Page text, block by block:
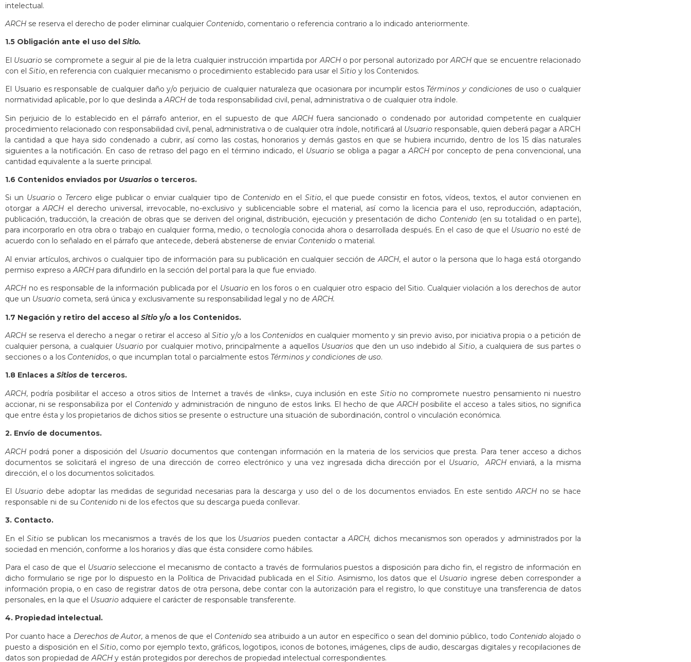
intelectual.
ARCH se reserva el derecho de poder eliminar cualquier Contenido, comentario o referencia contrario a lo indicado anteriormente.
1.5 Obligación ante el uso del Sitio.
El Usuario se compromete a seguir al pie de la letra cualquier instrucción impartida porARCHo por personal autorizado porARCH que se encuentre relacionado
con el Sitio, en referencia con cualquier mecanismo o procedimiento establecido para usar el Sitio y los Contenidos.
El Usuario es responsable de cualquier daño y/o perjuicio de cualquier naturaleza que ocasionara por incumplir estos Términos y condicionesde uso o cualquier
normatividad aplicable, por lo que deslinda aARCH de toda responsabilidad civil, penal, administrativa o de cualquier otra índole.
Sin perjuicio de lo establecido en el párrafo anterior, en el supuesto de queARCHfuera sancionado o condenado por autoridad competente en cualquier
procedimiento relacionado con responsabilidad civil, penal, administrativa o de cualquier otra índole, notificará al Usuarioresponsable, quien deberá pagar a ARCH
la cantidad a que haya sido condenado a cubrir, así como las costas, honorarios y demás gastos en que se hubiera incurrido, dentro de los 15 días naturales
siguientes a la notificación. En caso de retraso del pago en el término indicado, el Usuariose obliga a pagar aARCH por concepto de pena convencional, una
cantidad equivalente a la suerte principal.
1.6 Contenidos enviados por Usuarios o terceros.
Si un Usuarioo Tercero elige publicar o enviar cualquier tipo de Contenido en el Sitio, el que puede consistir en fotos, vídeos, textos, el autor convienen en
otorgar aARCH el derecho universal, irrevocable, no-exclusivo y sublicenciable sobre el material, así como la licencia para el uso, reproducción, adaptación,
publicación, traducción, la creación de obras que se deriven del original, distribución, ejecución y presentación de dicho Contenido(en su totalidad o en parte),
para incorporarlo en otra obra o trabajo en cualquier forma, medio, o tecnología conocida ahora o desarrollada después. En el caso de que el Usuario no esté de
acuerdo con lo señalado en el párrafo que antecede, deberá abstenerse de enviar Contenido o material.
Al enviar artículos, archivos o cualquier tipo de información para su publicación en cualquier sección deARCH, el autor o la persona que lo haga está otorgando
permiso expreso aARCH para difundirlo en la sección del portal para la que fue enviado.
ARCH no es responsable de la información publicada por el Usuarioen los foros o en cualquier otro espacio del Sitio. Cualquier violación a los derechos de autor
que un Usuario cometa, será única y exclusivamente su responsabilidad legal y no deARCH.
1.7 Negación y retiro del acceso al Sitio y/o a los Contenidos.
ARCH se reserva el derecho a negar o retirar el acceso al Sitio y/o a los Contenidos en cualquier momento y sin previo aviso, por iniciativa propia o a petición de
cualquier persona, a cualquier Usuario por cualquier motivo, principalmente a aquellos Usuariosque den un uso indebido al Sitio, a cualquiera de sus partes o
secciones o a los Contenidos, o que incumplan total o parcialmente estos Términos y condiciones de uso.
1.8 Enlaces a Sitios de terceros.
ARCH, podría posibilitar el acceso a otros sitios de Internet a través de «links», cuya inclusión en este Sitiono compromete nuestro pensamiento ni nuestro
accionar, ni se responsabiliza por el Contenidoy administración de ninguno de estos links. El hecho de queARCH posibilite el acceso a tales sitios, no significa
que entre ésta y los propietarios de dichos sitios se presente o estructure una situación de subordinación, control o vinculación económica.
2. Envío de documentos.
ARCH podrá poner a disposición del Usuario documentos que contengan información en la materia de los servicios que presta. Para tener acceso a dichos
documentos se solicitará el ingreso de una dirección de correo electrónico y una vez ingresada dicha dirección por el Usuario, ARCHenviará, a la misma
dirección, el o los documentos solicitados.
El Usuario debe adoptar las medidas de seguridad necesarias para la descarga y uso del o de los documentos enviados. En este sentidoARCH no se hace
responsable ni de su Contenido ni de los efectos que su descarga pueda conllevar.
3. Contacto.
En elSitio se publican los mecanismos a través de los que los Usuariospueden contactar aARCH, dichos mecanismos son operados y administrados por la
sociedad en mención, conforme a los horarios y días que ésta considere como hábiles.
Para el caso de que el Usuarioseleccione el mecanismo de contacto a través de formularios puestos a disposición para dicho fin, el registro de información en
dicho formulario se rige por lo dispuesto en la Política de Privacidad publicada en elSitio. Asimismo, los datos que el Usuario ingrese deben corresponder a
información propia, o en caso de registrar datos de otra persona, debe contar con la autorización para el registro, lo que constituye una transferencia de datos
personales, en la que el Usuario adquiere el carácter de responsable transferente.
4. Propiedad intelectual.
Por cuanto hace a Derechos de Autor, a menos de que el Contenidosea atribuido a un autor en específico o sean del dominio público, todo Contenidoalojado o
puesto a disposición en el Sitio, como por ejemplo texto, gráficos, logotipos, iconos de botones, imágenes, clips de audio, descargas digitales y recopilaciones de
datos son propiedad deARCH y están protegidos por derechos de propiedad intelectual correspondientes.